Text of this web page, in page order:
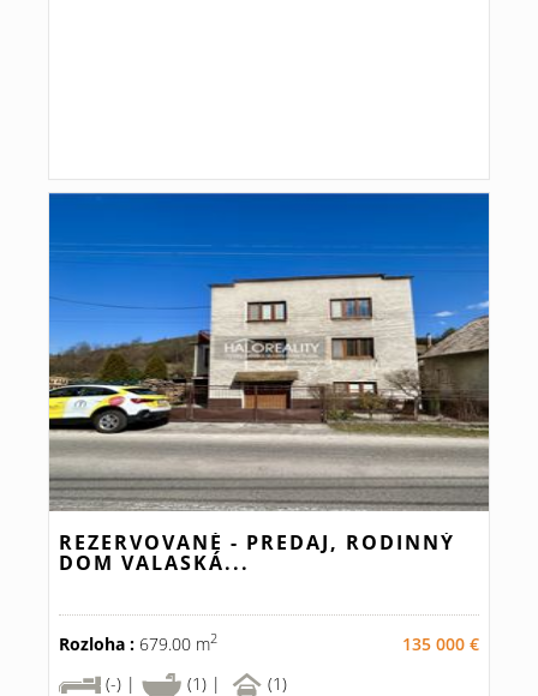
REZERVOVANÉ - PREDAJ, RODINNÝ
DOM VALASKÁ...
Rozloha : 679.00 m2
135 000 €
(-) |
(1) | (1)